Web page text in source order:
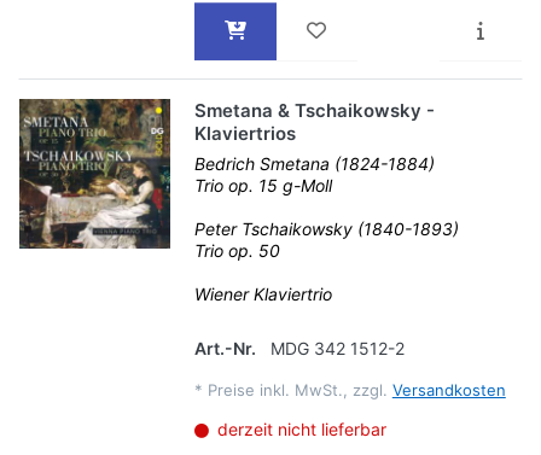
Smetana & Tschaikowsky -
Klaviertrios
Bedrich Smetana (1824-1884)
Trio op. 15 g-Moll
Peter Tschaikowsky (1840-1893)
Trio op. 50
Wiener Klaviertrio
Art.-Nr. MDG 342 1512-2
* Preise inkl. MwSt., zzgl. Versandkosten
derzeit nicht lieferbar